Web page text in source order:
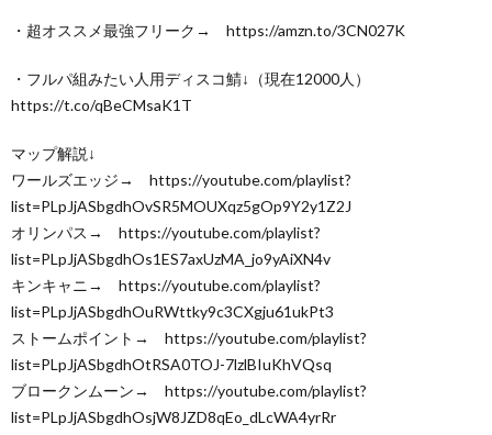
・超オススメ最強フリーク→ https://amzn.to/3CN027K
・フルパ組みたい人用ディスコ鯖↓（現在12000人）
https://t.co/qBeCMsaK1T
マップ解説↓
ワールズエッジ→ https://youtube.com/playlist?
list=PLpJjASbgdhOvSR5MOUXqz5gOp9Y2y1Z2J
オリンパス→ https://youtube.com/playlist?
list=PLpJjASbgdhOs1ES7axUzMA_jo9yAiXN4v
キンキャニ→ https://youtube.com/playlist?
list=PLpJjASbgdhOuRWttky9c3CXgju61ukPt3
ストームポイント→ https://youtube.com/playlist?
list=PLpJjASbgdhOtRSA0TOJ-7lzlBIuKhVQsq
ブロークンムーン→ https://youtube.com/playlist?
list=PLpJjASbgdhOsjW8JZD8qEo_dLcWA4yrRr